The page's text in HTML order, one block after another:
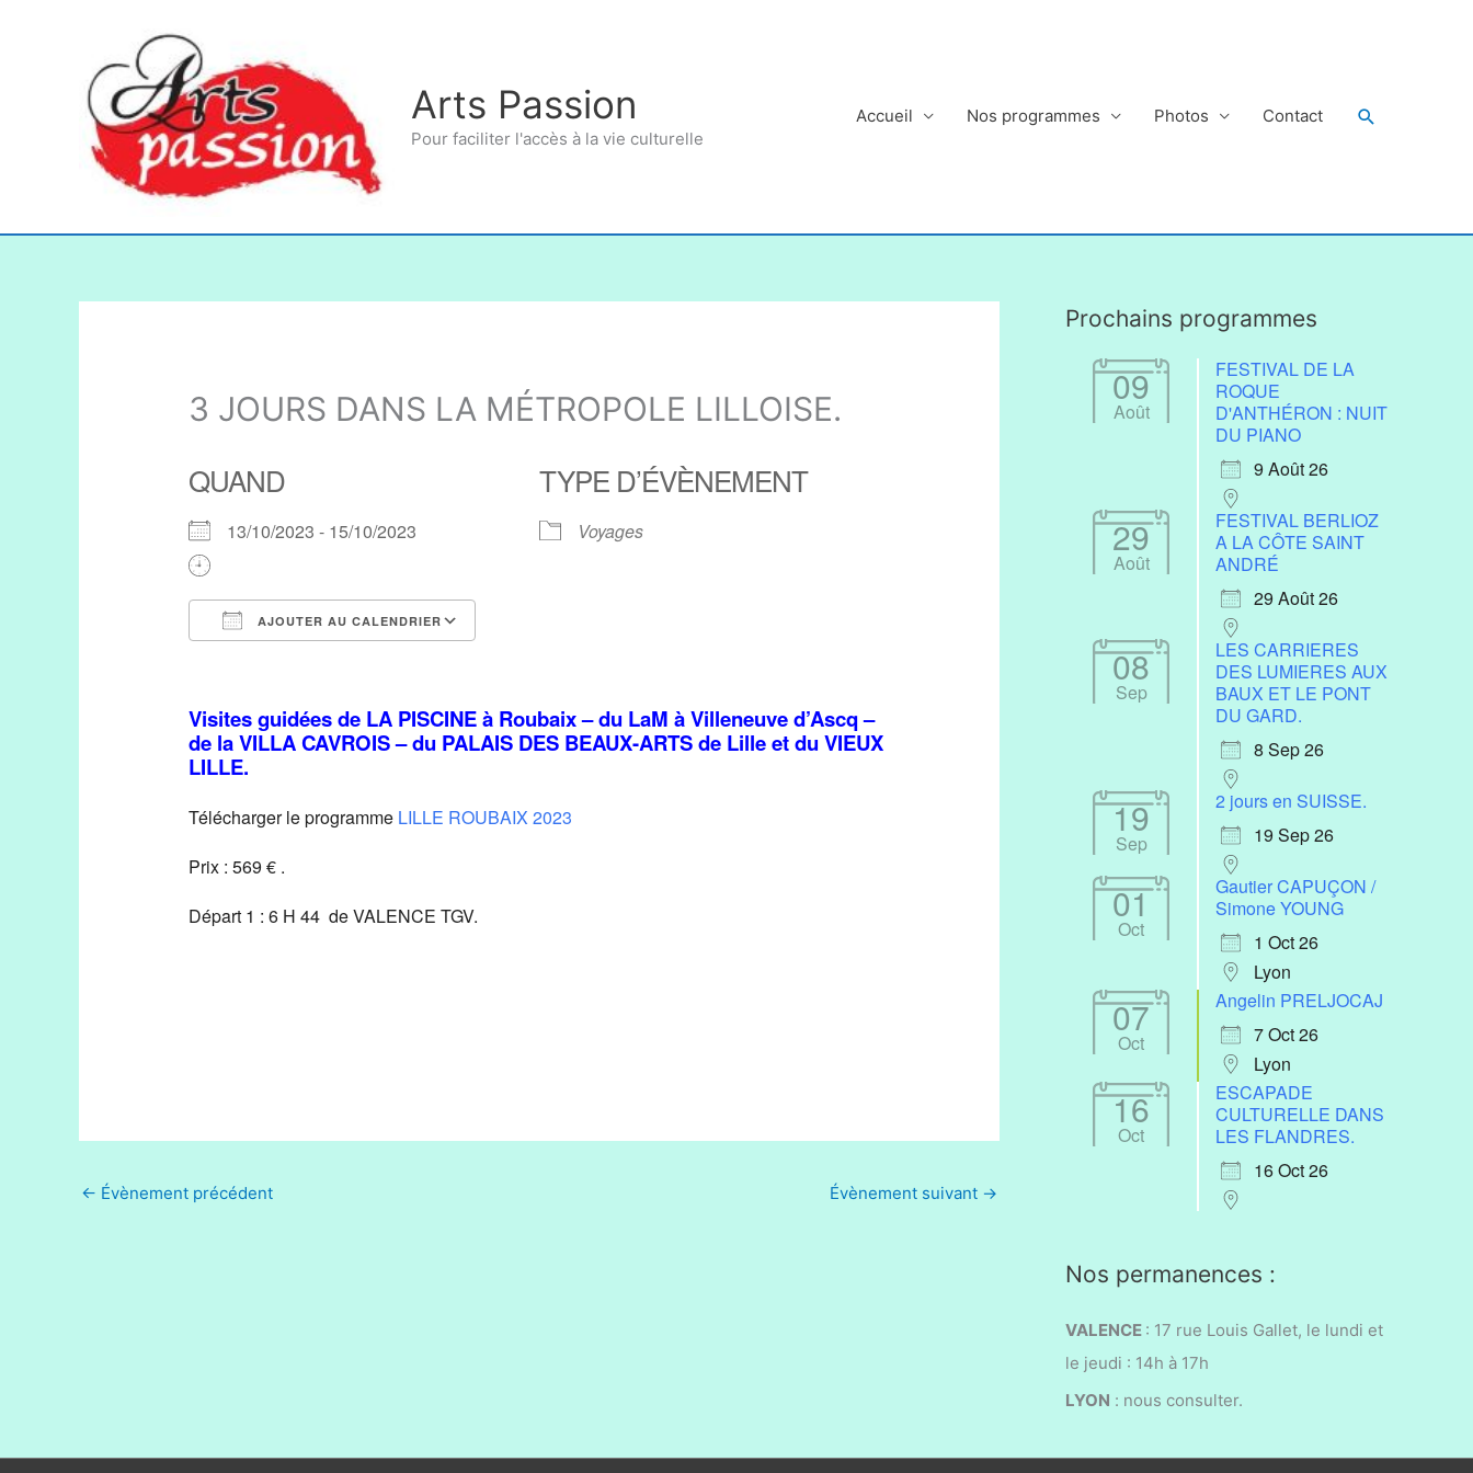
Arts Passion
Pour faciliter l'accès à la vie culturelle
Accueil Nos programmes Photos Contact Rechercher
3 JOURS DANS LA MÉTROPOLE LILLOISE.
QUAND
13/10/2023 - 15/10/2023
AJOUTER AU CALENDRIER
Office 365 Outlook Live
TYPE D’ÉVÈNEMENT
Voyages
Visites guidées de LA PISCINE à Roubaix – du LaM à Villeneuve d’Ascq –
de la VILLA CAVROIS – du PALAIS DES BEAUX-ARTS de Lille et du VIEUX
LILLE.
Télécharger le programme LILLE ROUBAIX 2023
Prix : 569 € .
Départ 1 : 6 H 44 de VALENCE TGV.
← Évènement précédent Évènement suivant →
Prochains programmes
09
Août
FESTIVAL DE LA
ROQUE
D'ANTHÉRON : NUIT
DU PIANO
9 Août 26
29
Août
FESTIVAL BERLIOZ
A LA CÔTE SAINT
ANDRÉ
29 Août 26
08
Sep
LES CARRIERES
DES LUMIERES AUX
BAUX ET LE PONT
DU GARD.
8 Sep 26
19
Sep
2 jours en SUISSE.
19 Sep 26
01
Oct
Gautier CAPUÇON /
Simone YOUNG
1 Oct 26
Lyon
07
Oct
Angelin PRELJOCAJ
7 Oct 26
Lyon
16
Oct
ESCAPADE
CULTURELLE DANS
LES FLANDRES.
16 Oct 26
Nos permanences :
VALENCE : 17 rue Louis Gallet, le lundi et
le jeudi : 14h à 17h
LYON : nous consulter.